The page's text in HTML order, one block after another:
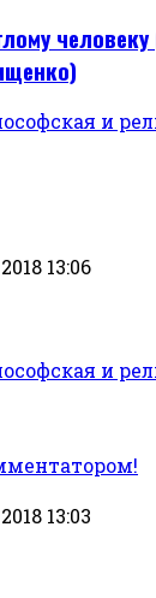
и
13:06
и
13:03